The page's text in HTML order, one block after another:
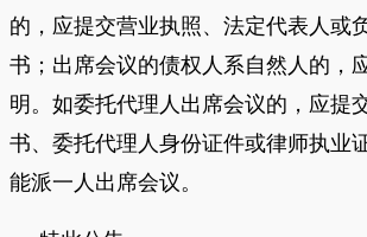
的，应提交营业执照、法定代表人或
书；出席会议的债权人系自然人的，
明。如委托代理人出席会议的，应提
书、委托代理人身份证件或律师执业
能派一人出席会议。